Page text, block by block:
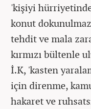
'kişiyi
konut
tehdit ve mala
kırmızı bültenle
İ.K, 'kasten
için direnme,
hakaret ve